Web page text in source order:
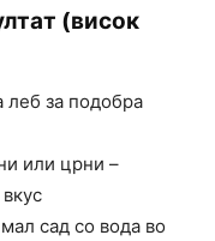
(висок
леб за подобра
или црни –
сад со вода во